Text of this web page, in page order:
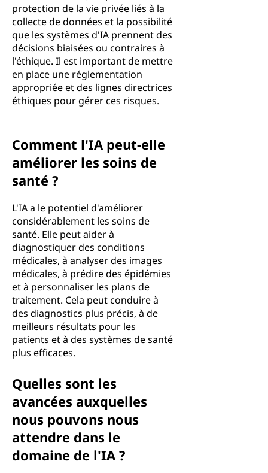
protection de la vie privée liés à la
collecte de données et la possibilité
que les systèmes d'IA prennent des
décisions biaisées ou contraires à
l'éthique. Il est important de mettre
en place une réglementation
appropriée et des lignes directrices
éthiques pour gérer ces risques.
Comment l'IA peut-elle
améliorer les soins de
santé ?
L'IA a le potentiel d'améliorer
considérablement les soins de
santé. Elle peut aider à
diagnostiquer des conditions
médicales, à analyser des images
médicales, à prédire des épidémies
et à personnaliser les plans de
traitement. Cela peut conduire à
des diagnostics plus précis, à de
meilleurs résultats pour les
patients et à des systèmes de santé
plus efficaces.
Quelles sont les
avancées auxquelles
nous pouvons nous
attendre dans le
domaine de l'IA ?